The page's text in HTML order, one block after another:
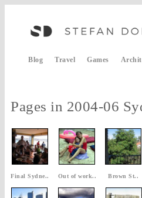
Games
Travel
Blog
Pages in 2004-06
Final Sydne.. Out of work.. Brown St..